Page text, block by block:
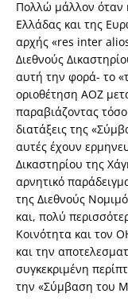
Πολλώ μάλλον όταν
Ελλάδας και της
αρχής «res inter
Διεθνούς
αυτή την φορά- το
οριοθέτηση ΑΟΖ
παραβιάζοντας
διατάξεις της
αυτές έχουν
Δικαστηρίου της
αρνητικό
της Διεθνούς
και, πολύ
Κοινότητα και τον
και την
συγκεκριμένη
την «Σύμβαση του